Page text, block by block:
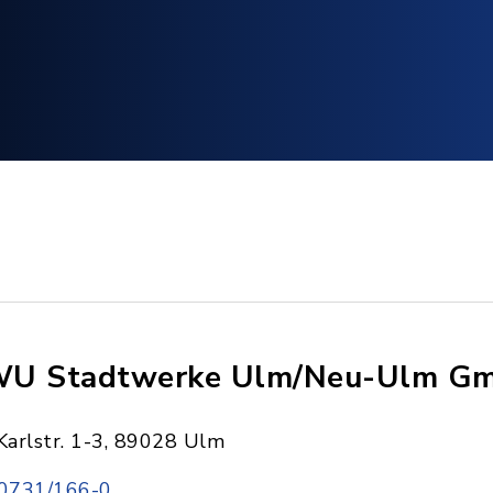
Stadtwerke Ulm/Neu-Ulm
1-3, 89028 Ulm